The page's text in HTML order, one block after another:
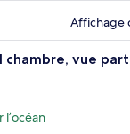
Affichage
et une fenêtre
Une
chambre, vue
l’océan